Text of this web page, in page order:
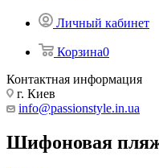
Личный кабинет
Корзина0
Контактная информация
г. Киев
info@passionstyle.in.ua
Шифоновая